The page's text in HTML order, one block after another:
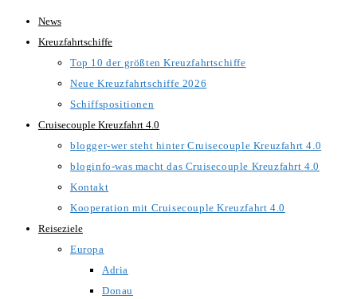
Zum
Inhalt
News
Kreuzfahrtschiffe
Top 10 der größten Kreuzfahrtschiffe
Neue Kreuzfahrtschiffe 2026
Schiffspositionen
Cruisecouple Kreuzfahrt 4.0
blogger-wer steht hinter Cruisecouple Kreuzfahrt 4.0
bloginfo-was macht das Cruisecouple Kreuzfahrt 4.0
Kontakt
Kooperation mit Cruisecouple Kreuzfahrt 4.0
Reiseziele
Europa
Adria
Donau